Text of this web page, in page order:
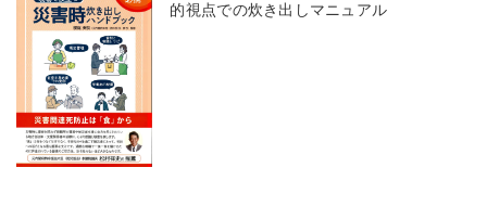
的視点での炊き出しマニュアル